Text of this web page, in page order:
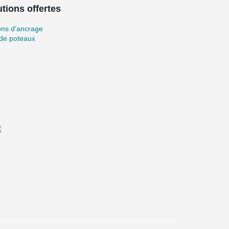
offertes
d'ancrage
poteaux